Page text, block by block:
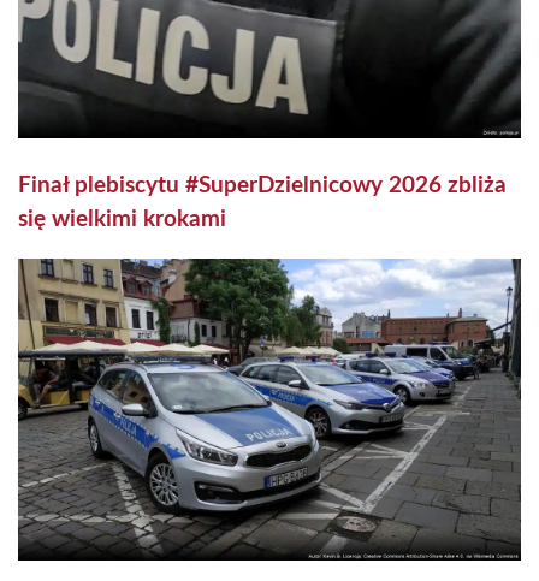
Finał plebiscytu #SuperDzielnicowy 2026 zbliża
się wielkimi krokami